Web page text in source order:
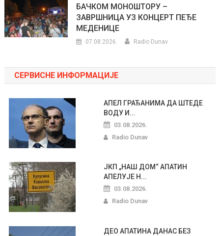
БАЧКОМ МОНОШТОРУ –
ЗАВРШНИЦА УЗ КОНЦЕРТ ПЕЂЕ
МЕДЕНИЦЕ
07.08.2026. Radio Dunav
СЕРВИСНЕ ИНФОРМАЦИЈЕ
АПЕЛ ГРАЂАНИМА ДА ШТЕДЕ
ВОДУ И...
03.08.2026.
Radio Dunav
ЈКП „НАШ ДОМ“ АПАТИН
АПЕЛУЈЕ Н...
03.08.2026.
Radio Dunav
ДЕО АПАТИНА ДАНАС БЕЗ